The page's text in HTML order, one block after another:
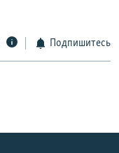
Подпишитесь